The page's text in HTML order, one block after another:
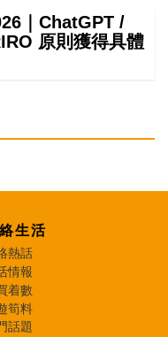
｜ChatGPT /
原則獲得具體
生活
熱話
情報
着數
筍料
話題